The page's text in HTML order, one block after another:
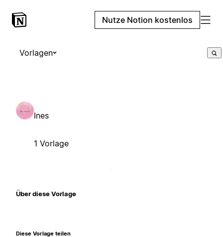
Nutze Notion kostenlos
Vorlagen
Ines
1 Vorlage
Über diese Vorlage
Diese Vorlage teilen